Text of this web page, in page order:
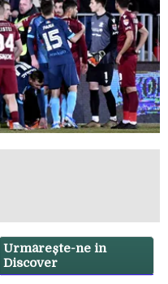
Urmărește-ne in
Discover